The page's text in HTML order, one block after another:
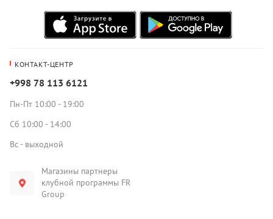
КОНТАКТ-ЦЕНТР
+998 78 113 6121
Пн-Пт 10:00 - 19:00
Сб 10:00 - 14:00
Вс - выходной
Магазины партнеры
клубной программы FR
Group